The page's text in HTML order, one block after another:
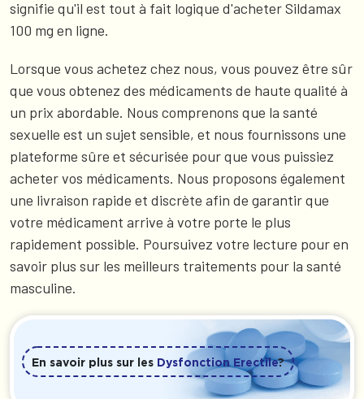
signifie qu'il est tout à fait logique d'acheter Sildamax
100 mg en ligne.
Lorsque vous achetez chez nous, vous pouvez être sûr
que vous obtenez des médicaments de haute qualité à
un prix abordable. Nous comprenons que la santé
sexuelle est un sujet sensible, et nous fournissons une
plateforme sûre et sécurisée pour que vous puissiez
acheter vos médicaments. Nous proposons également
une livraison rapide et discrète afin de garantir que
votre médicament arrive à votre porte le plus
rapidement possible. Poursuivez votre lecture pour en
savoir plus sur les meilleurs traitements pour la santé
masculine.
En savoir plus sur les Dysfonction Erectile?